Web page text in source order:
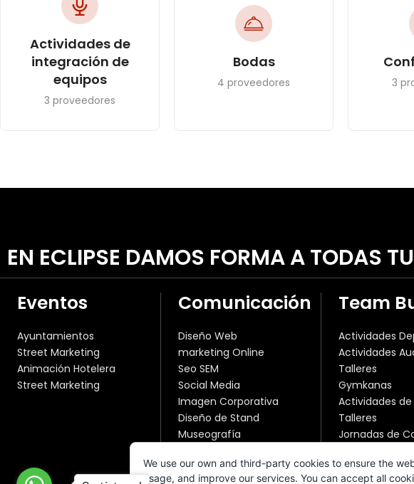
Actividades de
integración de
equipos
3 proveedores
Bodas
4 proveedores 3
EN ECLIPSE DAMOS FORMA A TODAS
Eventos
Ayuntamientos
Street Marketing
Animación Hotelera
Street Marketing
Comunicación
Diseño Web
marketing Online
Seo SEM
Social Media
Imagen Corporativa
Diseño de Stand
Museografía
Fotografía y Vídeo
Team
Actividades
Actividades
Talleres
Gymkanas
Actividades de
Talleres
Jornadas de
We use our own and third-party cookies to ensure the
usage, and improve our services. You can accept all